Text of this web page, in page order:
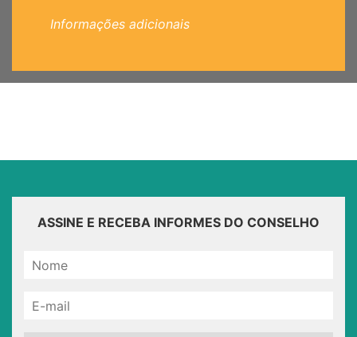
Informações adicionais
ASSINE E RECEBA INFORMES DO CONSELHO